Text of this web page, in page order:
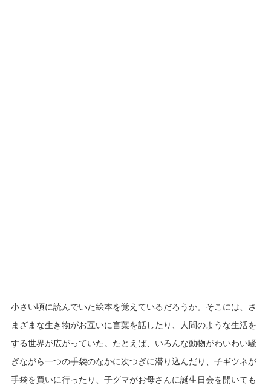
小さい頃に読んでいた絵本を覚えているだろうか。そこには、さ
まざまな生き物がお互いに言葉を話したり、人間のような生活を
する世界が広がっていた。たとえば、いろんな動物がわいわい騒
ぎながら一つの手袋のなかに次つぎに潜り込んだり、子ギツネが
手袋を買いに行ったり、子グマがお母さんに誕生日会を開いても